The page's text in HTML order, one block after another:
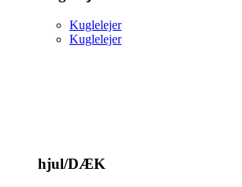
Kuglelejer
Kuglelejer
hjul/DÆK